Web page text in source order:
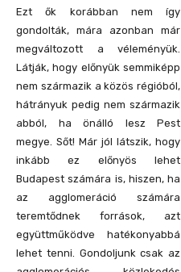
Ezt ők korábban nem így
gondolták, mára azonban már
megváltozott a véleményük.
Látják, hogy előnyük semmiképp
nem származik a közös régióból,
hátrányuk pedig nem származik
abból, ha önálló lesz Pest
megye. Sőt! Már jól látszik, hogy
inkább ez előnyös lehet
Budapest számára is, hiszen, ha
az agglomeráció számára
teremtődnek források, azt
együttműködve hatékonyabbá
lehet tenni. Gondoljunk csak az